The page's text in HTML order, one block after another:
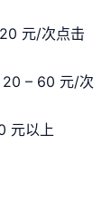
元/次点击
20 – 60 元/次
元以上